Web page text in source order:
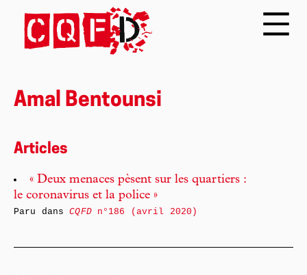
Amal Bentounsi
Articles
« Deux menaces pèsent sur les quartiers :
le coronavirus et la police »
Paru dansCQFDn°186 (avril 2020)